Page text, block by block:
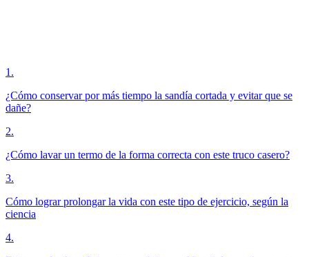
1 .
¿Cómo conservar por más tiempo la sandía cortada y evitar que se
dañe?
2.
¿Cómo lavar un termo de la forma correcta con este truco casero?
3.
Cómo lograr prolongar la vida con este tipo de ejercicio, según la
ciencia
4.